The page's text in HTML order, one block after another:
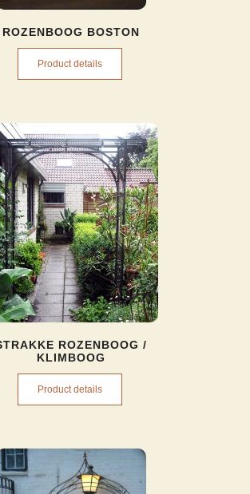
ROZENBOOG BOSTON
Product details
ROZENBOOG /
KLIMBOOG
Product details